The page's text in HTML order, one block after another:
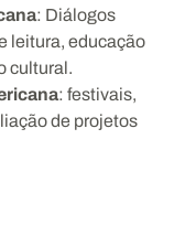
: Diálogos
leitura, educação
cultural.
: festivais,
de projetos